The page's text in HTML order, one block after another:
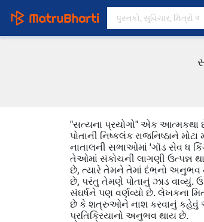
"સત્યના પ્રયોગો" એક આત્મકથા
પોતાની નિષ્કલંક રાજનિષ્ઠાને
નાતાલની સભાઓમાં 'ગૉડ સેવ ધ
તેઓમાં સંકોચની લાગણી ઉત્પન્ન
છે, ત્યારે તેમને તેમાં દંભનો અનુભવ
છે, પરંતુ તેમણે પોતાનું ઝાડ વાવ્યું.
સંઘર્ષને પણ વર્ણવ્યો છે. લેખકના
છે કે શત્રુઓને નાશ કરવાનું કહેવું
પ્રતિક્રિયાનો અનુભવ થાય છે.